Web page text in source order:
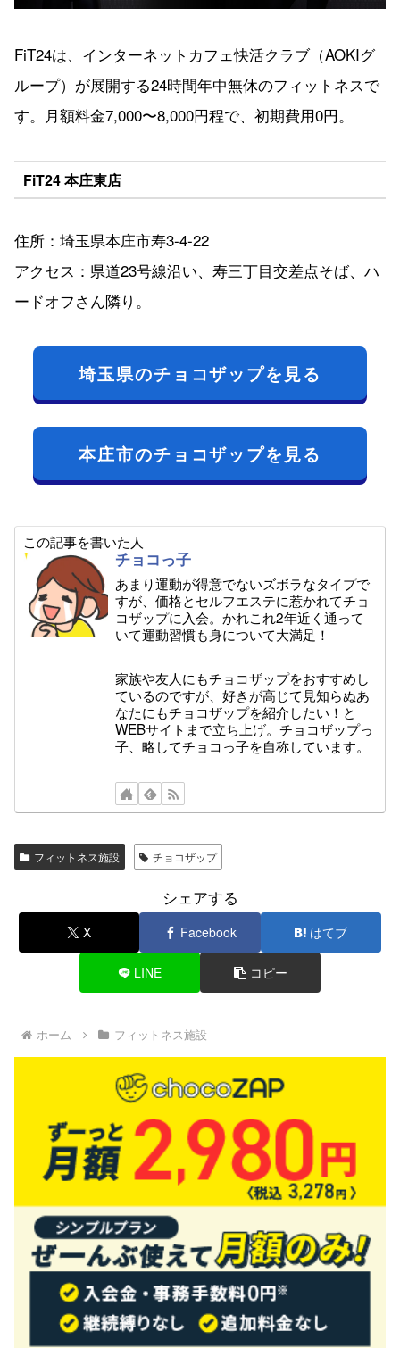
FiT24は、インターネットカフェ快活クラブ（AOKIグ
ループ）が展開する24時間年中無休のフィットネスで
す。月額料金7,000〜8,000円程で、初期費用0円。
FiT24 本庄東店
住所：埼玉県本庄市寿3-4-22
アクセス：県道23号線沿い、寿三丁目交差点そば、ハ
ードオフさん隣り。
埼玉県のチョコザップを見る
本庄市のチョコザップを見る
この記事を書いた人
チョコっ子
あまり運動が得意でないズボラなタイプで
すが、価格とセルフエステに惹かれてチョ
コザップに入会。かれこれ2年近く通って
いて運動習慣も身について大満足！
家族や友人にもチョコザップをおすすめし
ているのですが、好きが高じて見知らぬあ
なたにもチョコザップを紹介したい！と
WEBサイトまで立ち上げ。チョコザップっ
子、略してチョコっ子を自称しています。
フィットネス施設 チョコザップ
シェアする
X Facebook はてブ
LINE コピー
ホーム フィットネス施設